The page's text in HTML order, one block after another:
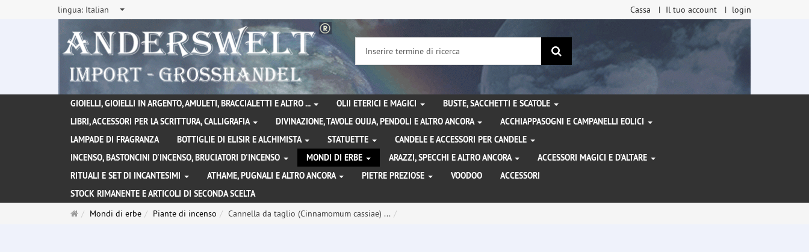
lingua: Italian Cassa Il tuo account login
ricerca
GIOIELLI, GIOIELLI IN ARGENTO, AMULETI, BRACCIALETTI E ALTRO ... OLII ETERICI E MAGICI
BUSTE, SACCHETTI E SCATOLE
LIBRI, ACCESSORI PER LA SCRITTURA, CALLIGRAFIA
DIVINAZIONE, TAVOLE OUIJA, PENDOLI E ALTRO ANCORA
ACCHIAPPASOGNI E CAMPANELLI EOLICI
LAMPADE DI FRAGRANZA
BOTTIGLIE DI ELISIR E ALCHIMISTA STATUETTE
CANDELE E ACCESSORI PER CANDELE
INCENSO, BASTONCINI D'INCENSO, BRUCIATORI D'INCENSO
MONDI DI ERBE ARAZZI, SPECCHI E ALTRO ANCORA
ACCESSORI MAGICI E D'ALTARE
RITUALI E SET DI INCANTESIMI
ATHAME, PUGNALI E ALTRO ANCORA PIETRE PREZIOSE VOODOO
ACCESSORI
STOCK RIMANENTE E ARTICOLI DI SECONDA SCELTA
PaginaMondi di erbe Piante di incenso Cannella da taglio (Cinnamomum cassiae) ...